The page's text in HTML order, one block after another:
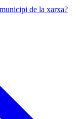
de la xarxa?